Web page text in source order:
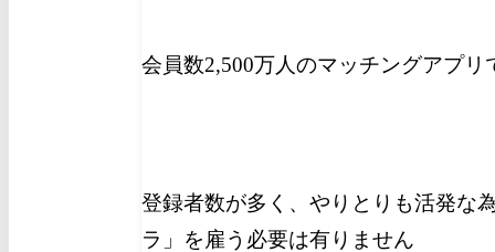
会員数2,500万人のマッチングアプ
登録者数が多く、やりとりも活発な
ラ」を雇う必要は有りません